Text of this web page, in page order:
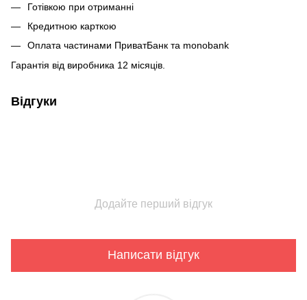
Готівкою при отриманні
Кредитною карткою
Оплата частинами ПриватБанк та monobank
Гарантія від виробника 12 місяців.
Відгуки
Додайте перший відгук
Написати відгук